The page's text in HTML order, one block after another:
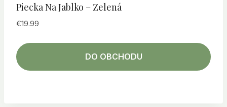
Piecka Na Jablko – Zelená
€19.99
DO OBCHODU